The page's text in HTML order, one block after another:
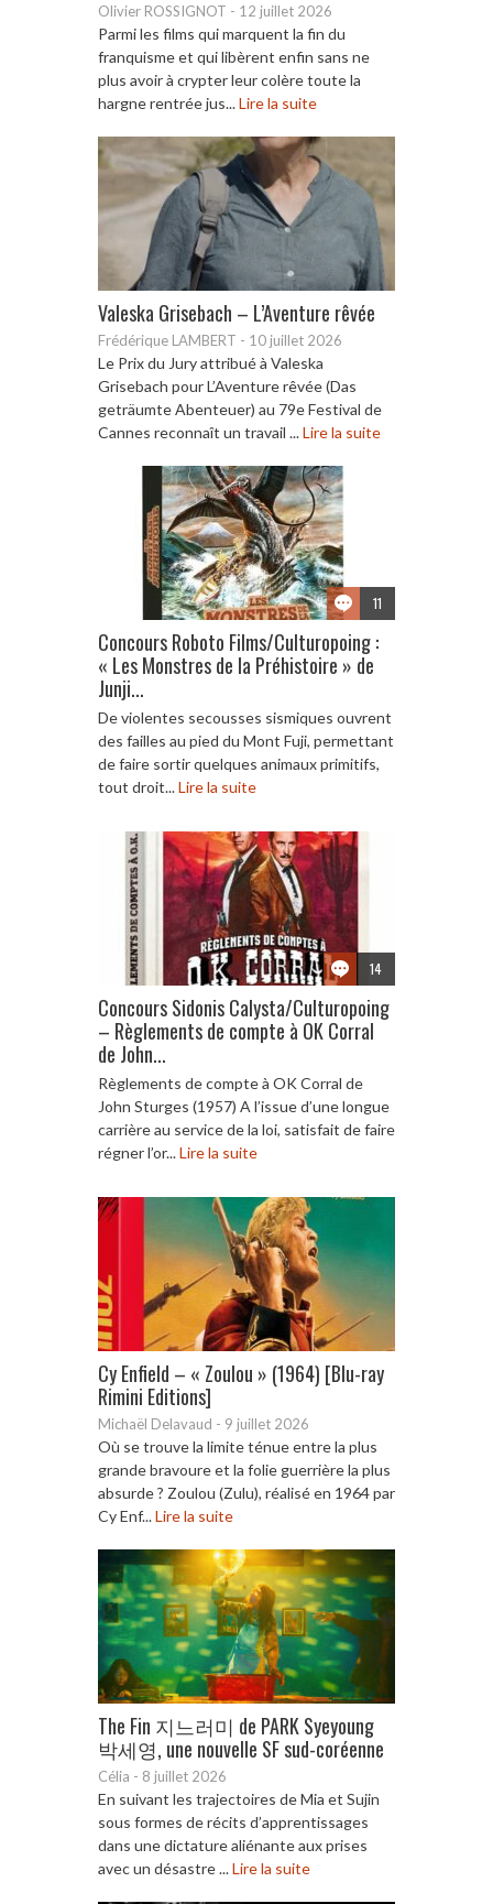
Olivier ROSSIGNOT - 12 juillet 2026
Parmi les films qui marquent la fin du
franquisme et qui libèrent enfin sans ne
plus avoir à crypter leur colère toute la
hargne rentrée jus...Lire la suite
Valeska Grisebach – L’Aventure rêvée
Frédérique LAMBERT - 10 juillet 2026
Le Prix du Jury attribué à Valeska
Grisebach pour L’Aventure rêvée (Das
geträumte Abenteuer) au 79e Festival de
Cannes reconnaît un travail ...Lire la suite
11
Concours Roboto Films/Culturopoing :
« Les Monstres de la Préhistoire » de
Junji...
De violentes secousses sismiques ouvrent
des failles au pied du Mont Fuji, permettant
de faire sortir quelques animaux primitifs,
tout droit...Lire la suite
14
Concours Sidonis Calysta/Culturopoing
– Règlements de compte à OK Corral
de John...
Règlements de compte à OK Corral de
John Sturges (1957) A l’issue d’une longue
carrière au service de la loi, satisfait de faire
régner l’or...Lire la suite
Cy Enfield – « Zoulou » (1964) [Blu-ray
Rimini Editions]
Michaël Delavaud - 9 juillet 2026
Où se trouve la limite ténue entre la plus
grande bravoure et la folie guerrière la plus
absurde ? Zoulou (Zulu), réalisé en 1964 par
Cy Enf...Lire la suite
The Fin 지느러미 de PARK Syeyoung
박세영, une nouvelle SF sud-coréenne
Célia - 8 juillet 2026
En suivant les trajectoires de Mia et Sujin
sous formes de récits d’apprentissages
dans une dictature aliénante aux prises
avec un désastre ...Lire la suite